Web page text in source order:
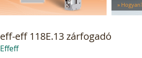
»
eff-eff 118E.13 zárfogadó
Effeff